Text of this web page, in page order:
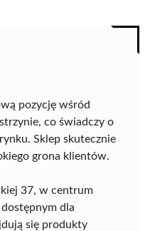
pozycję wśród
co świadczy o
Sklep skutecznie
grona klientów.
37, w centrum
dla
się produkty